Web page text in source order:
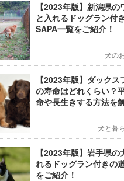
【2023年版】新潟県の
と入れるドッグラン付
SAPA一覧をご紹介！
犬の
【2023年版】ダックス
の寿命はどれくらい？
命や長生きする方法を
犬と暮
【2023年版】岩手県の
れるドッグラン付きの
をご紹介！